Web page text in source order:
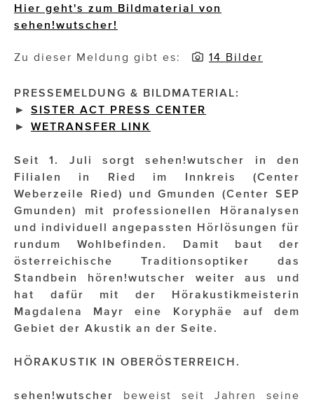
FR!TZ EYEWEAR
JOHANN STRAUSS – NEW DIMENSIONS
JOOLZ
Magenta Telekom
Merz Aesthetics
NEVER AGE NUTRITION
Nina Kraft – Kraft Media Minds
NORMAL
rot weiss rosé
Hier geht's zum Bildmaterial von
sehen!wutscher!
Zu dieser Meldung gibt es: 14 Bilder
PRESSEMELDUNG & BILDMATERIAL:
► SISTER ACT PRESS CENTER
► WETRANSFER LINK
Seit 1. Juli sorgt sehen!wutscher in den
Filialen in Ried im Innkreis (Center
Weberzeile Ried) und Gmunden (Center SEP
Gmunden) mit professionellen Höranalysen
und individuell angepassten Hörlösungen für
rundum Wohlbefinden. Damit baut der
österreichische Traditionsoptiker das
Standbein hören!wutscher weiter aus und
hat dafür mit der Hörakustikmeisterin
Magdalena Mayr eine Koryphäe auf dem
Gebiet der Akustik an der Seite.
HÖRAKUSTIK IN OBERÖSTERREICH.
sehen!wutscher
beweist seit Jahren seine